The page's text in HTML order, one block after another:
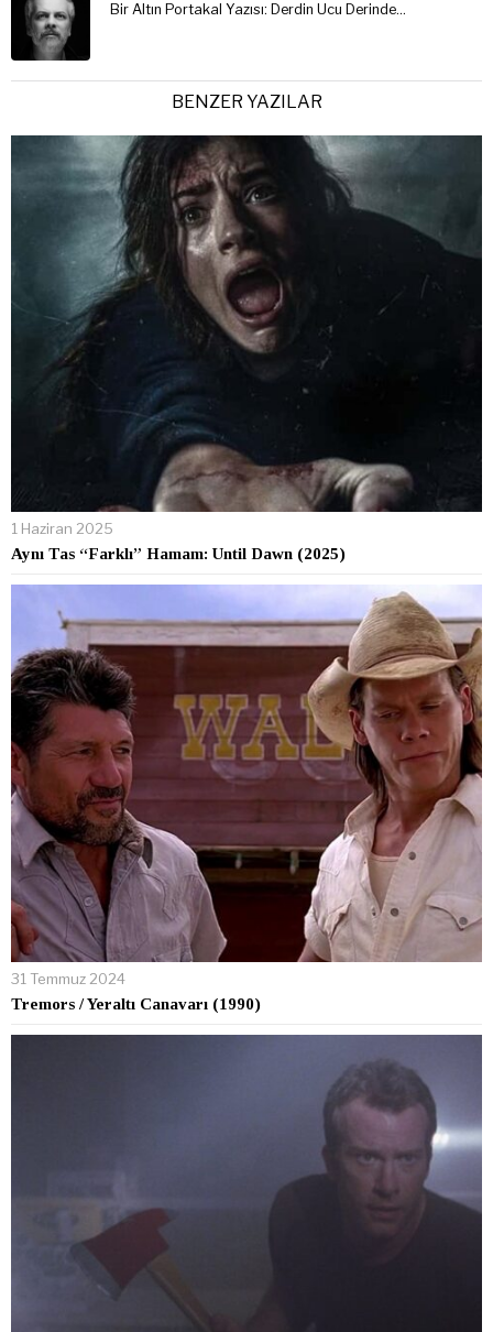
Bir Altın Portakal Yazısı: Derdin Ucu Derinde…
BENZER YAZILAR
1 Haziran 2025
Aynı Tas “Farklı” Hamam: Until Dawn (2025)
31 Temmuz 2024
Tremors / Yeraltı Canavarı (1990)